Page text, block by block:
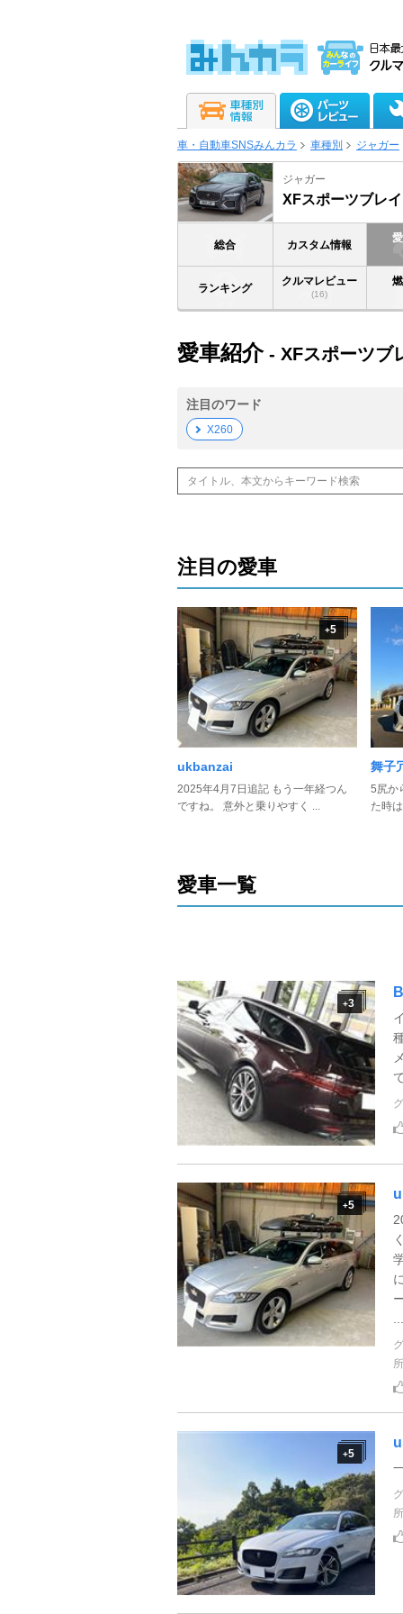
車・自動車SNSみんカラ 車種別 ジャガー
ジャガー
XFスポーツブレ
総合 カスタム情報
ランキング
クルマレビュー
(16)
愛車紹介- XFスポーツブ
注目のワード
X260
注目の愛車
+5
ukbanzai
2025年4月7日追記 もう一年経つん
ですね。 意外と乗りやすく ...
舞子
5尻か
た時
愛車一覧
+3
+5
+5